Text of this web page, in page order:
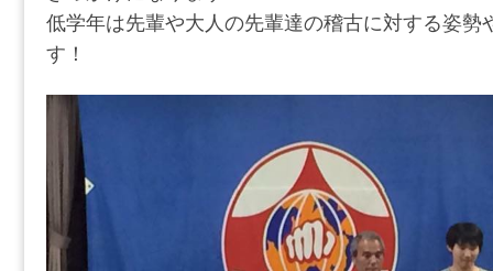
低学年は先輩や大人の先輩達の稽古に対する姿勢
す！